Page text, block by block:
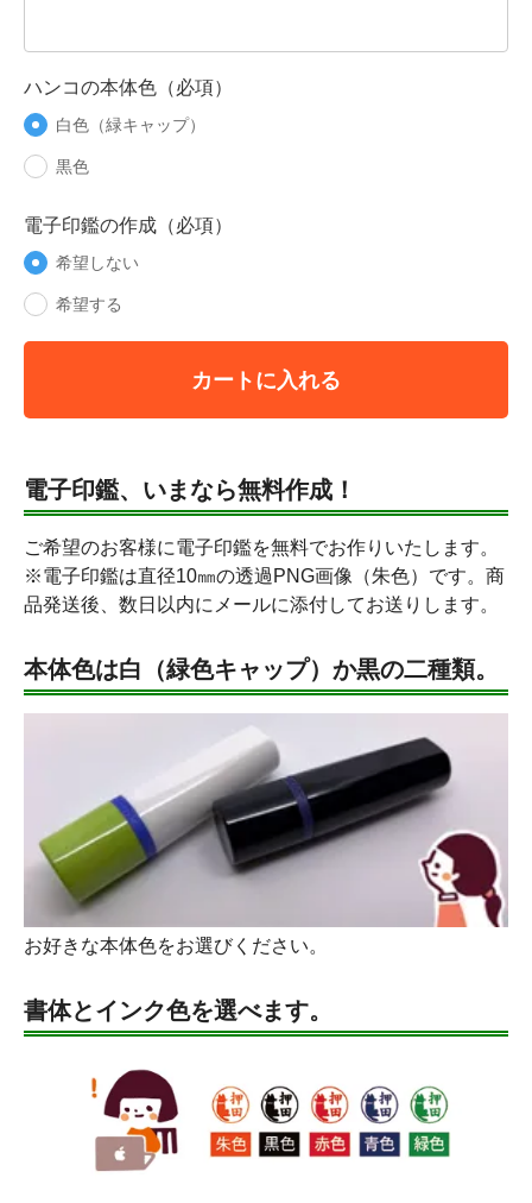
ハンコの本体色（必項）
白色（緑キャップ）
黒色
電子印鑑の作成（必項）
希望しない
希望する
カートに入れる
電子印鑑、いまなら無料作成！
ご希望のお客様に電子印鑑を無料でお作りいたします。
※電子印鑑は直径10㎜の透過PNG画像（朱色）です。商
品発送後、数日以内にメールに添付してお送りします。
本体色は白（緑色キャップ）か黒の二種類。
お好きな本体色をお選びください。
書体とインク色を選べます。